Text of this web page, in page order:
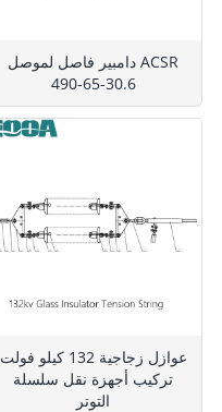
دامبير فاصل لموصل ACSR
490-65-30.6
عوازل زجاجية 132 كيلو فولت
تركيب أجهزة نقل سلسلة
التوتر